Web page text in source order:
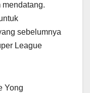
mendatang.
sebelumnya
League
Yong